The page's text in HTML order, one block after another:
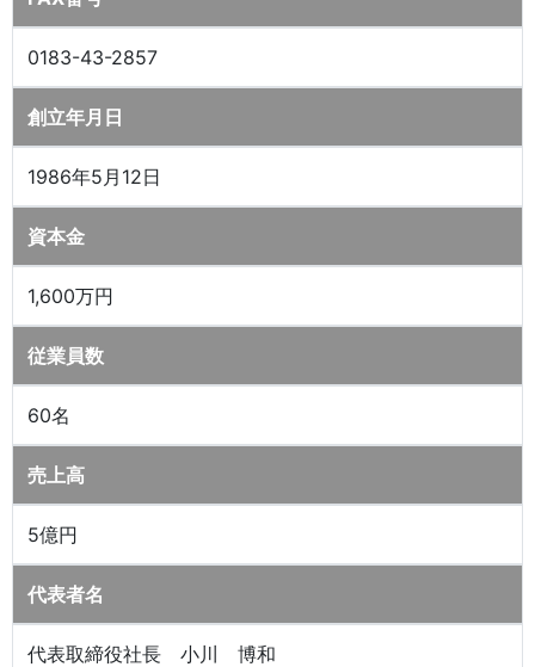
0183-43-2857
創立年月日
1986年5月12日
資本金
1,600万円
従業員数
60名
売上高
5億円
代表者名
代表取締役社長 小川 博和